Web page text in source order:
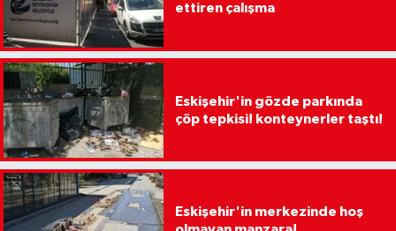
ettiren çalışma
Eskişehir'in gözde parkında
çöp tepkisi! konteynerler taştı!
Eskişehir'in merkezinde hoş